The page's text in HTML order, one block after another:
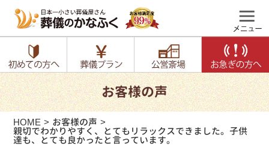
お客様の声
HOME お客様の声
親切でわかりやすく、とてもリラックスできました。子供
達も、とても良かったと言っています。